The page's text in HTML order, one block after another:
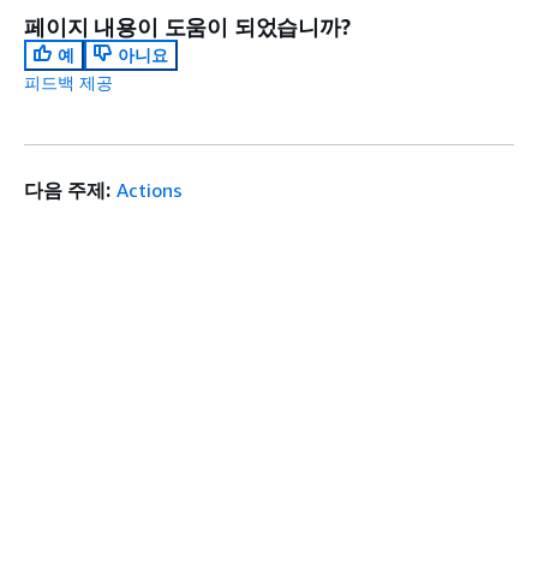
페이지 내용이 도움이 되었습니까?
예
아니요
피드백 제공
다음 주제: Actions